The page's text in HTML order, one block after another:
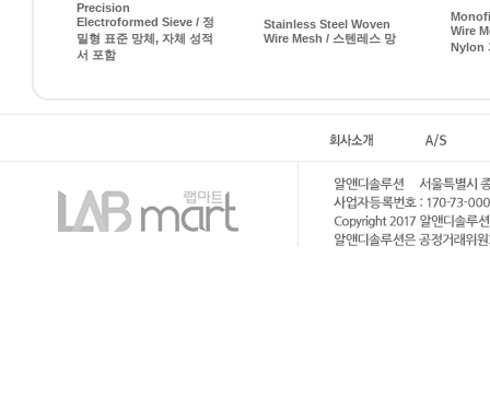
Precision
Electroformed Sieve / 정
밀형 표준 망체, 자체 성적
서 포함
Stainless Steel Woven
Wire Mesh / 스텐레스 망
Wire
Nylon